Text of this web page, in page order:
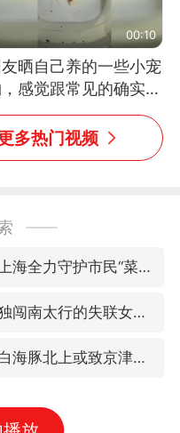
00:10
友晒自己养的一些小宠
感觉跟常见的确实有
一样
多热门视频
上海全力守护市民“菜篮子”
独闯南太行的失联女生最后轨迹已确认
白海豚北上或致京津冀暴雨